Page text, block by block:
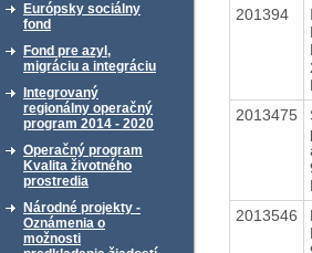
Európsky sociálny
fond
Fond pre azyl,
migráciu a integráciu
Integrovaný
regionálny operačný
program 2014 - 2020
Operačný program
Kvalita životného
prostredia
Národné projekty -
Oznámenia o
možnosti
201394
2013475
2013546